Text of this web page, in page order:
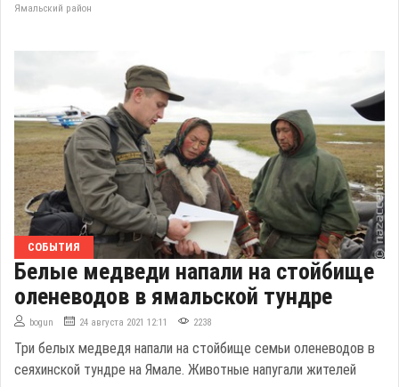
Ямальский район
СОБЫТИЯ
Белые медведи напали на стойбище
оленеводов в ямальской тундре
bogun 24 августа 2021 12:11 2238
Три белых медведя напали на стойбище семьи оленеводов в
сеяхинской тундре на Ямале. Животные напугали жителей